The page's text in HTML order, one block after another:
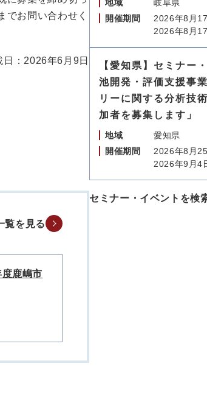
でお問い合わせく
日：2026年6月9日
覧を見る
度鹿嶋市
地域
岐阜県
開催期間
2026年8月
2026年8月
【愛知県】セミナー
池開発・評価支援事
リーに関する分析技
加者を募集します」
地域
愛知県
開催期間
2026年8月
2026年9月4
セミナー・イベントを検